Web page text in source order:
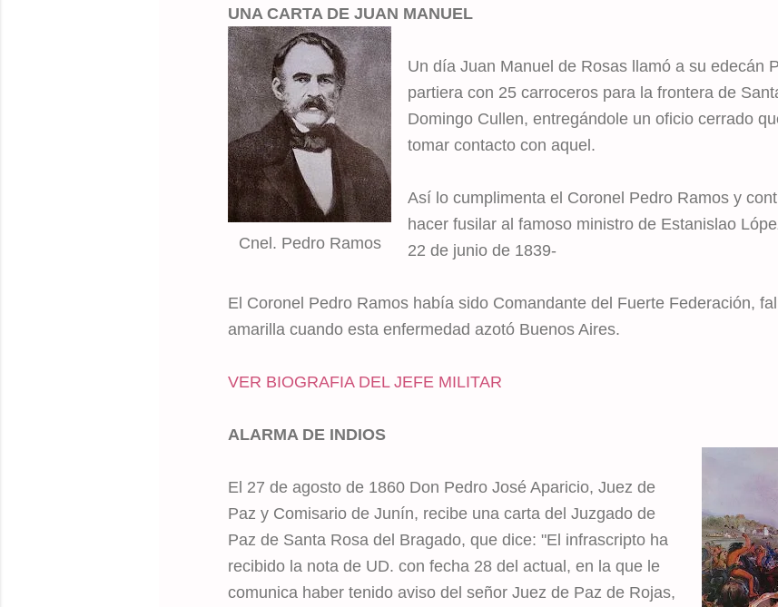
UNA CARTA DE JUAN MANUEL
Cnel. Pedro Ramos
Un día Juan Manuel de Rosas llamó a su edecán
partiera con 25 carroceros para la frontera de
Domingo Cullen, entregándole un oficio cerrado
tomar contacto con aquel.
Así lo cumplimenta el Coronel Pedro Ramos y
hacer fusilar al famoso ministro de Estanislao
22 de junio de 1839-
El Coronel Pedro Ramos había sido Comandante del Fuerte Federación,
amarilla cuando esta enfermedad azotó Buenos Aires.
VER BIOGRAFIA DEL JEFE MILITAR
ALARMA DE INDIOS
El 27 de agosto de 1860 Don Pedro José Aparicio, Juez de
Paz y Comisario de Junín, recibe una carta del Juzgado de
Paz de Santa Rosa del Bragado, que dice: "El infrascripto ha
recibido la nota de UD. con fecha 28 del actual, en la que le
comunica haber tenido aviso del señor Juez de Paz de Rojas,